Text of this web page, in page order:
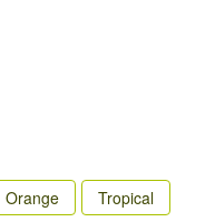
Orange Tropical